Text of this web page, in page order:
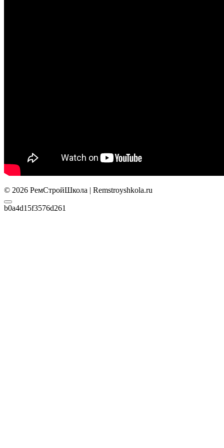
© 2026 РемСтройШкола | Remstroyshkola.ru
b0a4d15f3576d261